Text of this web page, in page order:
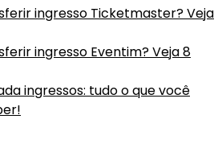
ingresso Ticketmaster? Veja
ingresso Eventim? Veja 8
ingressos: tudo o que você